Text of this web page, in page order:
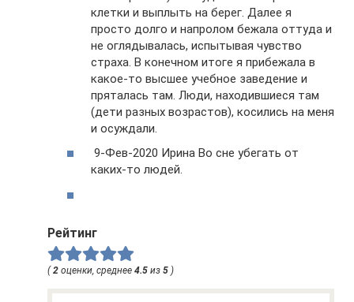
клетки и выплыть на берег. Далее я
просто долго и напролом бежала оттуда и
не оглядывалась, испытывая чувство
страха. В конечном итоге я прибежала в
какое-то высшее учебное заведение и
пряталась там. Люди, находившиеся там
(дети разных возрастов), косились на меня
и осуждали.
9-Фев-2020 Ирина Во сне убегать от
каких-то людей.
Рейтинг
(2 оценки, среднее 4.5 из 5 )